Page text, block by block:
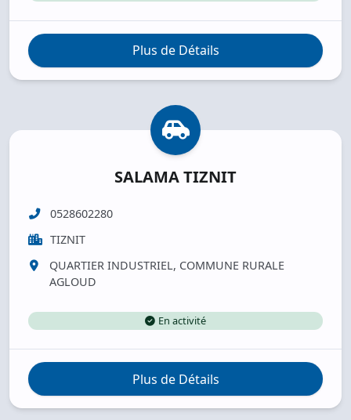
Plus de Détails
SALAMA TIZNIT
0528602280
TIZNIT
QUARTIER INDUSTRIEL, COMMUNE RURALE
AGLOUD
En activité
Plus de Détails